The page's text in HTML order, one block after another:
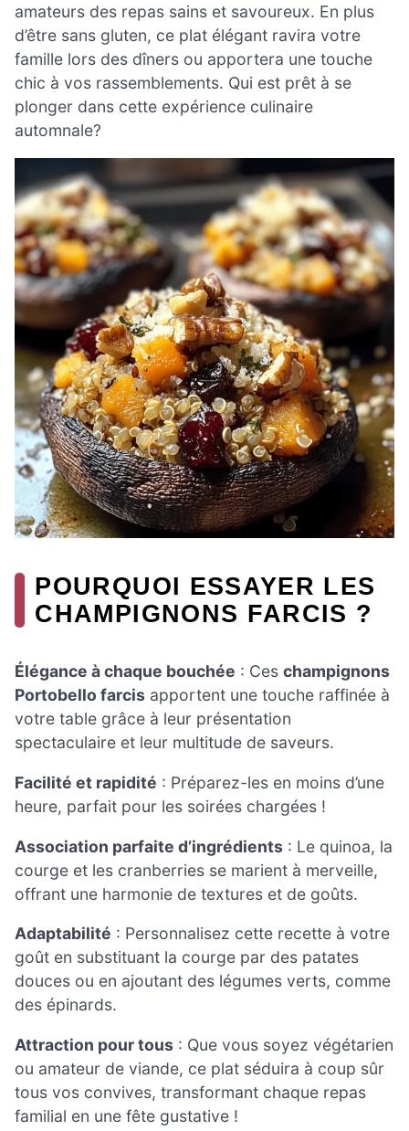
amateurs des repas sains et savoureux. En plus
d’être sans gluten, ce plat élégant ravira votre
famille lors des dîners ou apportera une touche
chic à vos rassemblements. Qui est prêt à se
plonger dans cette expérience culinaire
automnale?
POURQUOI ESSAYER LES
CHAMPIGNONS FARCIS ?
Élégance à chaque bouchée : Ces champignons
Portobello farcis apportent une touche raffinée à
votre table grâce à leur présentation
spectaculaire et leur multitude de saveurs.
Facilité et rapidité : Préparez-les en moins d’une
heure, parfait pour les soirées chargées !
Association parfaite d’ingrédients : Le quinoa, la
courge et les cranberries se marient à merveille,
offrant une harmonie de textures et de goûts.
Adaptabilité : Personnalisez cette recette à votre
goût en substituant la courge par des patates
douces ou en ajoutant des légumes verts, comme
des épinards.
Attraction pour tous : Que vous soyez végétarien
ou amateur de viande, ce plat séduira à coup sûr
tous vos convives, transformant chaque repas
familial en une fête gustative !